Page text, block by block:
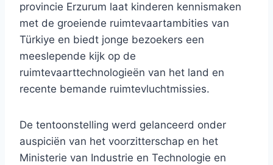
provincie Erzurum laat kinderen kennismaken
met de groeiende ruimtevaartambities van
Türkiye en biedt jonge bezoekers een
meeslepende kijk op de
ruimtevaarttechnologieën van het land en
recente bemande ruimtevluchtmissies.
De tentoonstelling werd gelanceerd onder
auspiciën van het voorzitterschap en het
Ministerie van Industrie en Technologie en